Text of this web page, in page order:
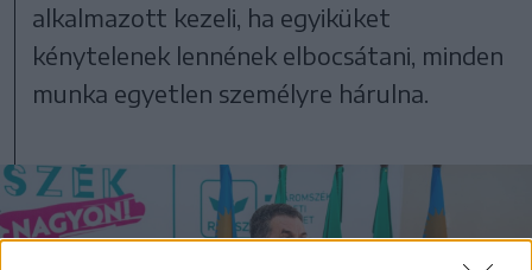
alkalmazott kezeli, ha egyiküket
kénytelenek lennének elbocsátani, minden
munka egyetlen személyre hárulna.